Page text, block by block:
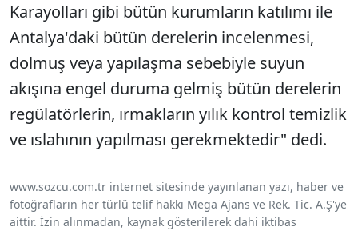
Karayolları gibi bütün kurumların katılımı ile
Antalya'daki bütün derelerin incelenmesi,
dolmuş veya yapılaşma sebebiyle suyun
akışına engel duruma gelmiş bütün derelerin
regülatörlerin, ırmakların yılık kontrol temizlik
ve ıslahının yapılması gerekmektedir" dedi.
www.sozcu.com.tr internet sitesinde yayınlanan yazı, haber ve
fotoğrafların her türlü telif hakkı Mega Ajans ve Rek. Tic. A.Ş'ye
aittir. İzin alınmadan, kaynak gösterilerek dahi iktibas